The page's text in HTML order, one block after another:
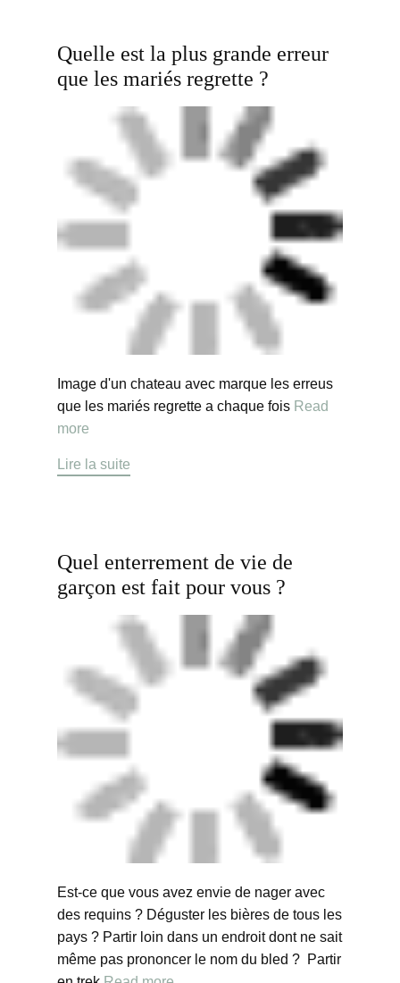
Quelle est la plus grande erreur
que les mariés regrette ?
Image d'un chateau avec marque les erreus
que les mariés regrette a chaque fois Read
more
Lire la suite
Quel enterrement de vie de
garçon est fait pour vous ?
Est-ce que vous avez envie de nager avec
des requins ? Déguster les bières de tous les
pays ? Partir loin dans un endroit dont ne sait
même pas prononcer le nom du bled ? Partir